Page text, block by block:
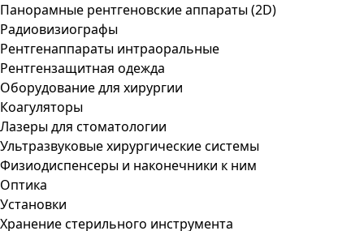
Панорамные рентгеновские аппараты (2D)
Радиовизиографы
Рентгенаппараты интраоральные
Рентгензащитная одежда
Оборудование для хирургии
Коагуляторы
Лазеры для стоматологии
Ультразвуковые хирургические системы
Физиодиспенсеры и наконечники к ним
Оптика
Установки
Хранение стерильного инструмента